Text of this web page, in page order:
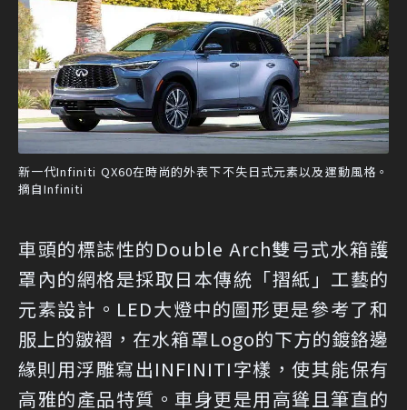
新一代Infiniti QX60在時尚的外表下不失日式元素以及運動風格。
摘自Infiniti
車頭的標誌性的Double Arch雙弓式水箱護
罩內的網格是採取日本傳統「摺紙」工藝的
元素設計。LED大燈中的圖形更是參考了和
服上的皺褶，在水箱罩Logo的下方的鍍鉻邊
緣則用浮雕寫出INFINITI字樣，使其能保有
高雅的產品特質。車身更是用高聳且筆直的